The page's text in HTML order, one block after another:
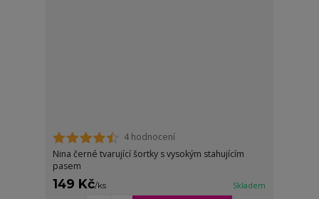
4 hodnocení
Nina černé tvarující šortky s vysokým stahujícím
pasem
149 Kč/ks Skladem